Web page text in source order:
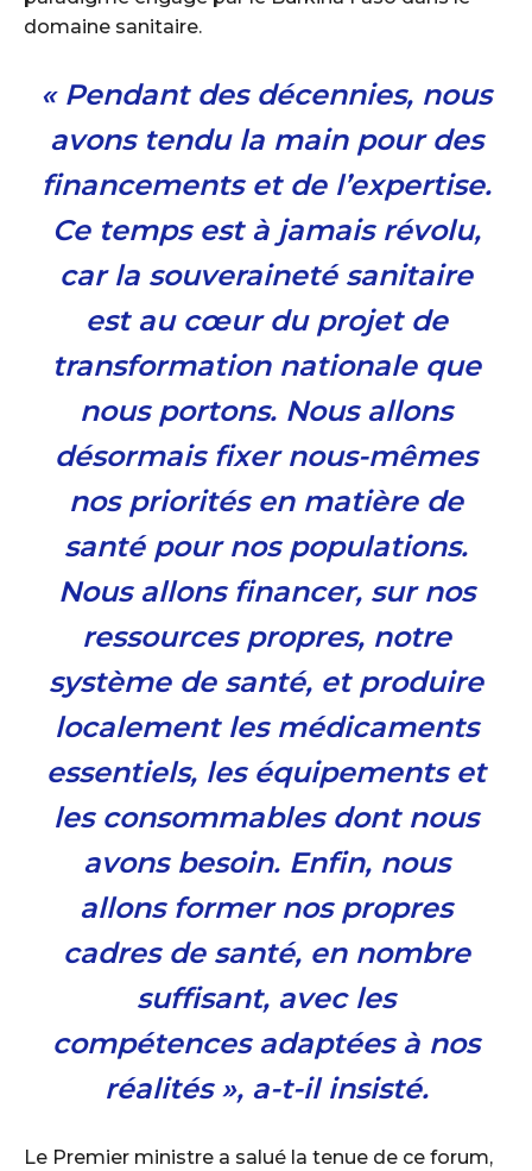
domaine sanitaire. ‎
‎« Pendant des décennies, nous
avons tendu la main pour des
financements et de l’expertise.
Ce temps est à jamais révolu,
car la souveraineté sanitaire
est au cœur du projet de
transformation nationale que
nous portons. Nous allons
désormais fixer nous-mêmes
nos priorités en matière de
santé pour nos populations.
Nous allons financer, sur nos
ressources propres, notre
système de santé, et produire
localement les médicaments
essentiels, les équipements et
les consommables dont nous
avons besoin. Enfin, nous
allons former nos propres
cadres de santé, en nombre
suffisant, avec les
compétences adaptées à nos
réalités », a-t-il insisté.
‎Le Premier ministre a salué la tenue de ce forum,